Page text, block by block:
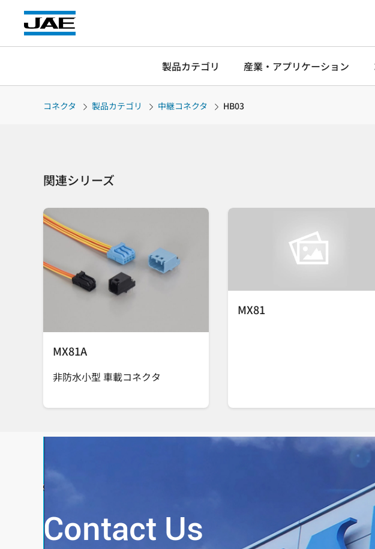
製品カテゴリ 産業・アプリケーション
コネクタ 製品カテゴリ 中継コネクタ HB03
関連シリーズ
MX81A
非防水小型 車載コネクタ
MX81
Contact Us